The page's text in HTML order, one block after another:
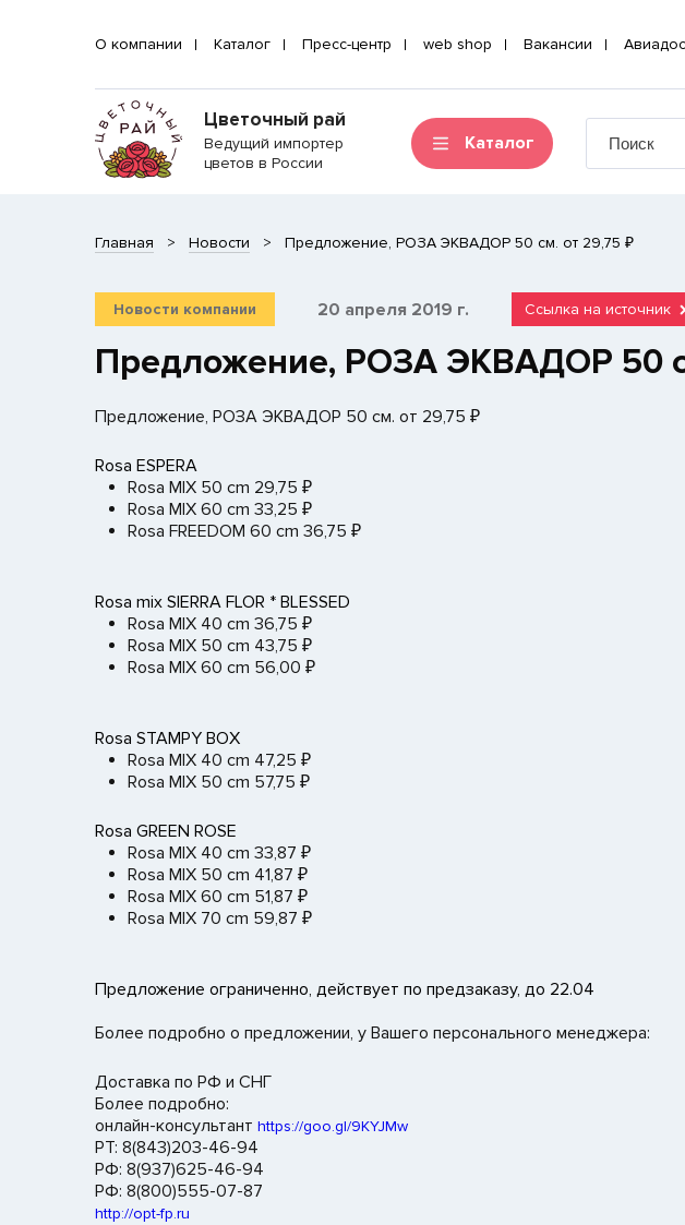
О компании Каталог Пресс-центр web shop Вакансии
Цветочный рай
Ведущий импортер
цветов в России
Каталог
Главная Новости ​Предложение, РОЗА ЭКВАДОР 50 см. от 29,75 ₽
Новости компании 20 апреля 2019 г. Ссылка на источник
​Предложение, РОЗА ЭКВАДОР 50
Предложение, РОЗА ЭКВАДОР 50 см. от 29,75 ₽
Rosa ESPERA
Rosa MIX 50 cm 29,75 ₽
Rosa MIX 60 cm 33,25 ₽
Rosa FREEDOM 60 cm 36,75 ₽
Rosa mix SIERRA FLOR * BLESSED
Rosa MIX 40 cm 36,75 ₽
Rosa MIX 50 cm 43,75 ₽
Rosa MIX 60 cm 56,00 ₽
Rosa STAMPY BOX
Rosa MIX 40 cm 47,25 ₽
Rosa MIX 50 cm 57,75 ₽
Rosa GREEN ROSE
Rosa MIX 40 cm 33,87 ₽
Rosa MIX 50 cm 41,87 ₽
Rosa MIX 60 cm 51,87 ₽
Rosa MIX 70 cm 59,87 ₽
Предложение ограниченно, действует по предзаказу, до 22.04
Более подробно о предложении, у Вашего персонального менеджера:
Доставка по РФ и СНГ
Более подробно:
онлайн-консультант https://goo.gl/9KYJMw
РТ: 8(843)203-46-94
РФ: 8(937)625-46-94
РФ: 8(800)555-07-87
http://opt-fp.ru